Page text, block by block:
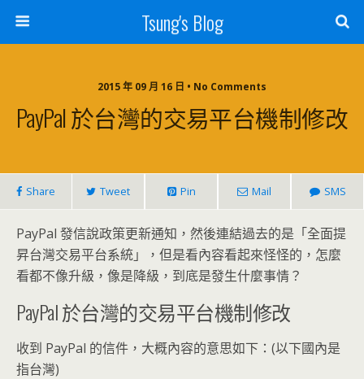
Tsung's Blog
2015 年 09 月 16 日 • No Comments
PayPal 於台灣的交易平台機制修改
Share Tweet Pin Mail SMS
PayPal 發信說政策更新通知，然後連結過去的是「全面提
昇台灣交易平台系統」，但是看內容看起來怪怪的，怎麼
看都不像升級，像是降級，到底是發生什麼事情？
PayPal 於台灣的交易平台機制修改
收到 PayPal 的信件，大概內容的意思如下：(以下國內是
指台灣)